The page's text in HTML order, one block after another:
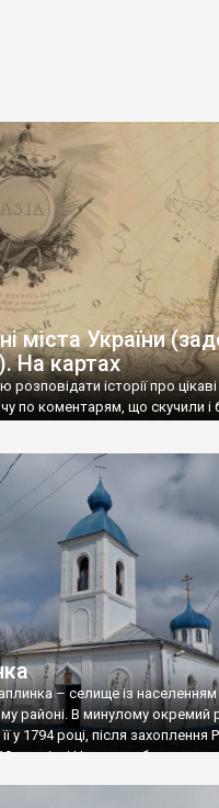
міста України
На картах
історії про
по коментарям, що скучили і
Тим паче, що все це
зараз найгарячіше. Це карта
території, […]
– селище із населенням
районі. В минулому окремий
у 1794 році, після захоплення
столітті Чаплинка була